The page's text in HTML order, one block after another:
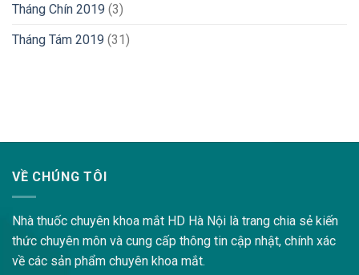
Tháng Chín 2019 (3)
Tháng Tám 2019 (31)
VỀ CHÚNG TÔI
Nhà thuốc chuyên khoa mắt HD Hà Nội là trang chia sẻ kiến
thức chuyên môn và cung cấp thông tin cập nhật, chính xác
về các sản phẩm chuyên khoa mắt.